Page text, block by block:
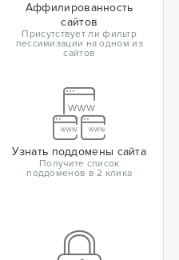
Аффилированность
сайтов
Присутствует ли фильтр
пессимизации на одном из
сайтов
Узнать поддомены сайта
Получите список
поддоменов в 2 клика